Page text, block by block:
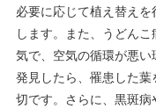
必要に応じて植え替え
します。また、うどん
気で、空気の循環が悪い
発見したら、罹患した
切です。さらに、黒斑